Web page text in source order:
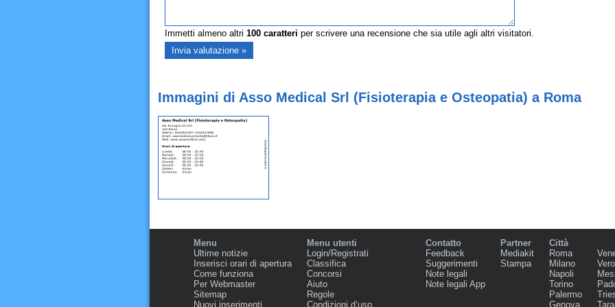
Immetti almeno altri 100caratteri per scrivere una recensione che sia utile agli altri visitatori.
Immagini di Asso Medical Srl (Fisioterapia e Osteopatia) a Roma
Menu
Ultime notizie
Inserisci orari di apertura
Come funziona
Per Webmaster
Sitemap
Nuovi inserimenti
Menu utenti
Login/Registrati
Classifica
Concorsi
Aiuto
Regole
Condizioni d‘uso
Contatto
Feedback
Suggerimenti
Note legali
Note legali App
Partner
Mediakit
Stampa
Città
Roma
Milano
Napoli
Torino
Palermo
Genova